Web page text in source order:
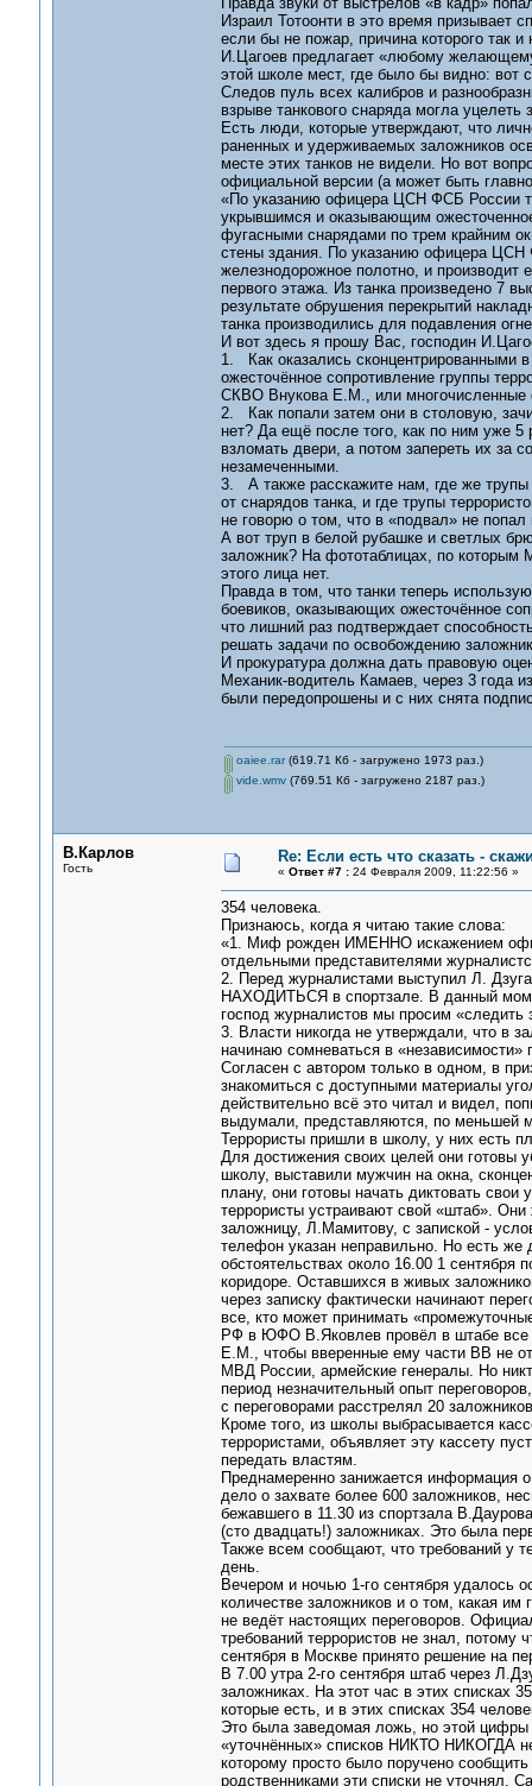
Израил Тотоонти в это время призывает
если бы не пожар, причина которого так и
И.Цагоев предлагает «любому
этой школе мест, где было бы видно: вот
Следов пуль всех калибров и
взрыве танкового снаряда могла уцелеть
Есть люди, которые утверждают, что
раненных и удерживаемых заложников
месте этих танков не видели. Но вот
официальной версии (а может быть
«По указанию офицера ЦСН ФСБ России
укрывшимся и оказывающим
фугасными снарядами по трем крайним
стены здания. По указанию офицера ЦСН
железнодорожное полотно, и
первого этажа. Из танка произведено 7
результате обрушения перекрытий
танка производились для подавления
И вот здесь я прошу Вас, господин
1. Как оказались
ожесточённое сопротивление группы
СКВО Внукова Е.М., или многочисленные
2. Как попали затем они в столовую,
нет? Да ещё после того, как по ним уже 5
взломать двери, а потом запереть их за
незамеченными.
3. А также расскажите нам, где же трупы
от снарядов танка, и где трупы
не говорю о том, что в «подвал» не попал
А вот труп в белой рубашке и светлых
заложник? На фототаблицах, по которым
этого лица нет.
Правда в том, что танки теперь
боевиков, оказывающих ожесточённое
что лишний раз подтверждает
решать задачи по освобождению
И прокуратура должна дать правовую
Механик-водитель Камаев, через 3 года
были передопрошены и с них снята
oaiee.rar(619.71 Кб - загружено 1973 раз.)
vide.wmv(769.51 Кб - загружено 2187 раз.)
В.Карлов
Гость
Re: Если есть что сказать -
« Ответ #7 :24 Февраля 2009, 11:22:56 »
354 человека.
Признаюсь, когда я читаю такие слова:
«1. Миф рожден ИМЕННО искажением
отдельными представителями
2. Перед журналистами выступил Л.
НАХОДИТЬСЯ в спортзале. В данный
господ журналистов мы просим «следить
3. Власти никогда не утверждали, что в
начинаю сомневаться в «независимости»
Согласен с автором только в одном, в
знакомиться с доступными материалы
действительно всё это читал и видел,
выдумали, представляются, по меньшей
Террористы пришли в школу, у них есть
Для достижения своих целей они готовы
школу, выставили мужчин на окна,
плану, они готовы начать диктовать
террористы устраивают свой «штаб».
заложницу, Л.Мамитову, с запиской -
телефон указан неправильно. Но есть же
обстоятельствах около 16.00 1
коридоре. Оставшихся в живых
через записку фактически начинают
все, кто может принимать
РФ в ЮФО В.Яковлев провёл в штабе
Е.М., чтобы вверенные ему части ВВ не
МВД России, армейские генералы. Но
период незначительный опыт
с переговорами расстрелял 20
Кроме того, из школы выбрасывается
террористами, объявляет эту кассету
передать властям.
Преднамеренно занижается информация
дело о захвате более 600 заложников,
бежавшего в 11.30 из спортзала
(сто двадцать!) заложниках. Это была
Также всем сообщают, что требований у
день.
Вечером и ночью 1-го сентября удалось
количестве заложников и о том, какая им
не ведёт настоящих переговоров.
требований террористов не знал, потому
сентября в Москве принято решение на
В 7.00 утра 2-го сентября штаб через
заложниках. На этот час в этих списках
которые есть, и в этих списках 354
Это была заведомая ложь, но этой цифры
«уточнённых» списков НИКТО НИКОГДА
которому просто было поручено
родственниками эти списки не уточнял.